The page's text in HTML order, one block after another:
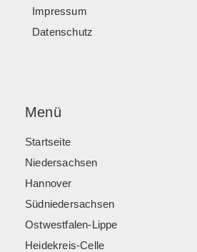
Impressum
Datenschutz
Menü
Startseite
Niedersachsen
Hannover
Südniedersachsen
Ostwestfalen-Lippe
Heidekreis-Celle